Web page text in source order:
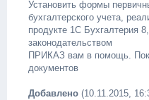
Установить формы
бухгалтерского учета,
продукте 1С Бухгалтерия
законодательством
ПРИКАЗ вам в помощь.
документов
Добавлено (10.11.2015,